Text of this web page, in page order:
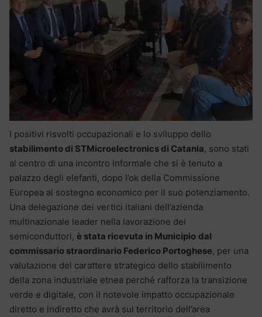
I positivi risvolti occupazionali e lo sviluppo dello
stabilimento di STMicroelectronics di Catania, sono stati
al centro di una incontro informale che si è tenuto a
palazzo degli elefanti, dopo l’ok della Commissione
Europea al sostegno economico per il suo potenziamento.
Una delegazione dei vertici italiani dell’azienda
multinazionale leader nella lavorazione dei
semiconduttori, è stata ricevuta in Municipio dal
commissario straordinario Federico Portoghese, per una
valutazione del carattere strategico dello stabilimento
della zona industriale etnea perché rafforza la transizione
verde e digitale, con il notevole impatto occupazionale
diretto e indiretto che avrà sul territorio dell’area